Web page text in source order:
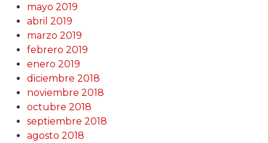
mayo 2019
abril 2019
marzo 2019
febrero 2019
enero 2019
diciembre 2018
noviembre 2018
octubre 2018
septiembre 2018
agosto 2018